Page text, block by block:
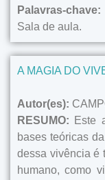
Palavras-chave:
Sala de aula.
A MAGIA DO
Autor(es):
RESUMO:
Este
bases teóricas
dessa vivência é
humano, como